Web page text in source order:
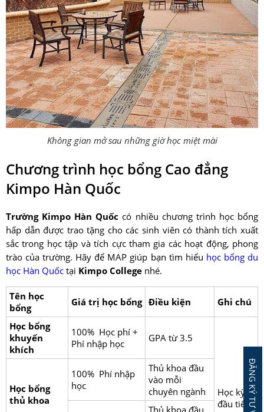
Không gian mở sau những giờ học miệt mài
Chương trình học bổng Cao đẳng
Kimpo Hàn Quốc
Trường Kimpo Hàn Quốc có nhiều chương trình học bổng
hấp dẫn được trao tặng cho các sinh viên có thành tích xuất
sắc trong học tập và tích cực tham gia các hoạt động, phong
trào của trường. Hãy để MAP giúp bạn tìm hiểu học bổng du
học Hàn Quốc tại Kimpo College nhé.
Tên học
bổng
Giá trị học bổng Điều kiện Ghi chú
Học bổng
khuyến
khích
100% Học phí +
Phí nhập học
GPA từ 3.5
Học kỳ
đầu tiên
Học bổng
thủ khoa
100% Phí nhập
học
Thủ khoa đầu
vào mỗi
chuyên ngành